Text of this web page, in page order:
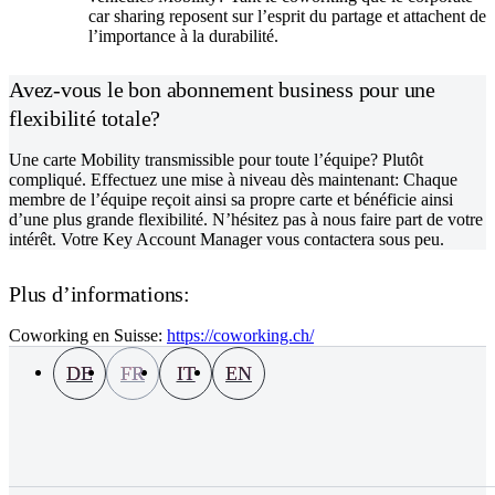
car sharing reposent sur l’esprit du partage et attachent de
l’importance à la durabilité.
Avez-vous le bon abonnement business pour une
flexibilité totale?
Une carte Mobility transmissible pour toute l’équipe? Plutôt
compliqué. Effectuez une mise à niveau dès maintenant: Chaque
membre de l’équipe reçoit ainsi sa propre carte et bénéficie ainsi
d’une plus grande flexibilité. N’hésitez pas à nous faire part de votre
intérêt. Votre Key Account Manager vous contactera sous peu.
Plus d’informations:
Coworking en Suisse: https://coworking.ch/
DE FR IT EN